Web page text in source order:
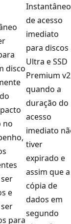
disco
no
e
para
de acesso
imediato
para discos
Ultra e SSD
Premium v2
quando a
duração do
acesso
imediato
tiver
expirado e
assim que a
cópia de
dados em
segundo